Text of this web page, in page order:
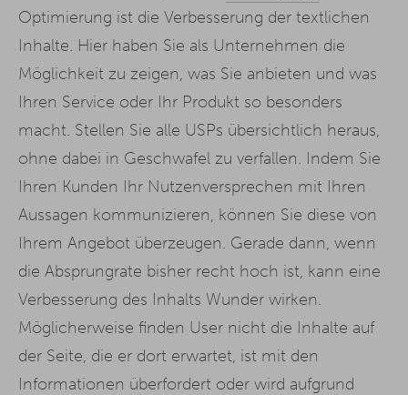
Optimierung ist die Verbesserung der textlichen
Inhalte. Hier haben Sie als Unternehmen die
Möglichkeit zu zeigen, was Sie anbieten und was
Ihren Service oder Ihr Produkt so besonders
macht. Stellen Sie alle USPs übersichtlich heraus,
ohne dabei in Geschwafel zu verfallen. Indem Sie
Ihren Kunden Ihr Nutzenversprechen mit Ihren
Aussagen kommunizieren, können Sie diese von
Ihrem Angebot überzeugen. Gerade dann, wenn
die Absprungrate bisher recht hoch ist, kann eine
Verbesserung des Inhalts Wunder wirken.
Möglicherweise finden User nicht die Inhalte auf
der Seite, die er dort erwartet, ist mit den
Informationen überfordert oder wird aufgrund